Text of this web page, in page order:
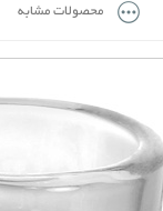
محصولات مشابه